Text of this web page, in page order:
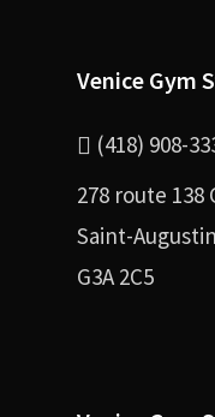
Venice Gym
(418) 908-
278 route 138
Saint-
G3A 2C5